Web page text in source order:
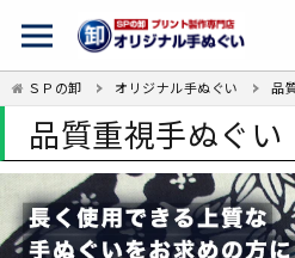
ＳＰの卸 オリジナル手ぬぐい 品
品質重視手ぬぐい